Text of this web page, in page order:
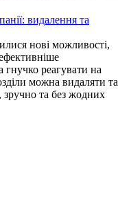
видалення та
нові можливості,
гнучко реагувати на
можна видаляти та
та без жодних